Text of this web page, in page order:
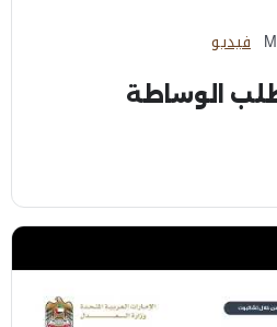
فيديو
الوساطة